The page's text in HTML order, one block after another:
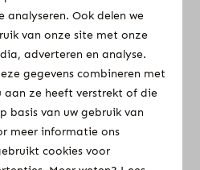
analyseren. Ook delen we
van onze site met onze
adverteren en analyse.
gegevens combineren met
ze heeft verstrekt of die
basis van uw gebruik van
meer informatie ons
cookies voor